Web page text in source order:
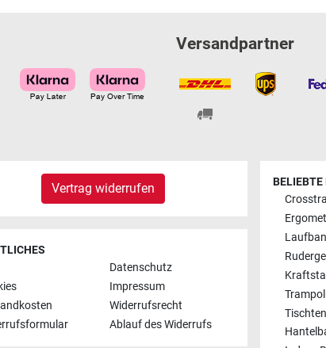
Versandpartner
Vertrag widerrufen
Datenschutz
Impressum
Widerrufsrecht
Ablauf des Widerrufs
BELIEBTE